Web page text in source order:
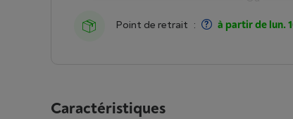
Point de retrait : à partir de lun.
Caractéristiques